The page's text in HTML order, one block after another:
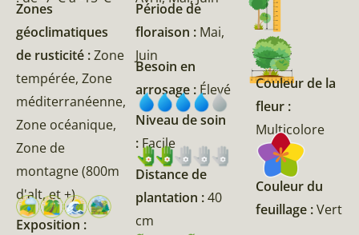
Zones
géoclimatiques
de rusticité :Zone
tempérée, Zone
méditerranéenne,
Zone océanique,
Zone de
montagne (800m
d'alt, et +)
Exposition :
Période de
floraison : Mai,
Juin
Besoin en
arrosage :Élevé
Niveau de soin
: Facile
Distance de
plantation :40
cm
Couleur de la
fleur :
Multicolore
Couleur du
feuillage :Vert